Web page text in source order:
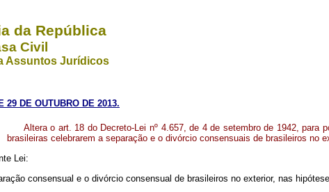
da República
Civil
Assuntos Jurídicos
29 DE OUTUBRO DE 2013.
Altera o art. 18 do Decreto-Lei nº 4.657, de 4 de setembro de 1942, para
brasileiras celebrarem a separação e o divórcio consensuais de brasileiros no
Lei:
consensual e o divórcio consensual de brasileiros no exterior, nas